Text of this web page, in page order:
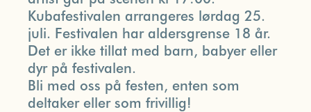
Kubafestivalen arrangeres lørdag 25.
juli. Festivalen har aldersgrense 18 år.
Det er ikke tillat med barn, babyer eller
dyr på festivalen.
Bli med oss på festen, enten som
deltaker eller som frivillig!